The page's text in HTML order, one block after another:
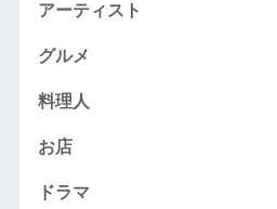
アーティスト
グルメ
料理人
お店
ドラマ